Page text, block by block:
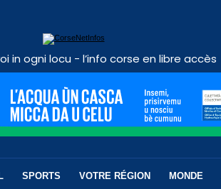
in ogni locu - l’info corse en libre accès
SPORTS VOTRE RÉGION MONDE